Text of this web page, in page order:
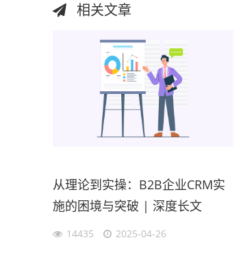
相关文章
从理论到实操：B2B企业CRM实
施的困境与突破 | 深度长文
14435 2025-04-26